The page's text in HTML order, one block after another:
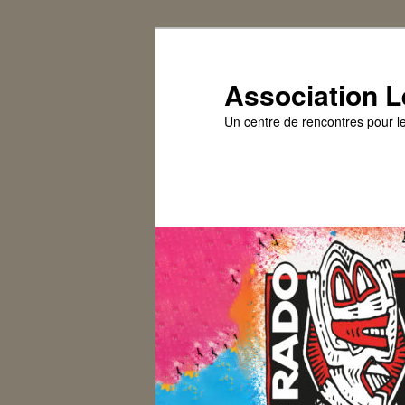
Association
Un centre de rencontres pour